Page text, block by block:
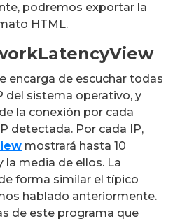
podremos exportar la
HTML.
encarga de escuchar todas
del sistema operativo, y
la conexión por cada
detectada. Por cada IP,
mostrará hasta 10
la media de ellos. La
forma similar el típico
hablado anteriormente.
de este programa que